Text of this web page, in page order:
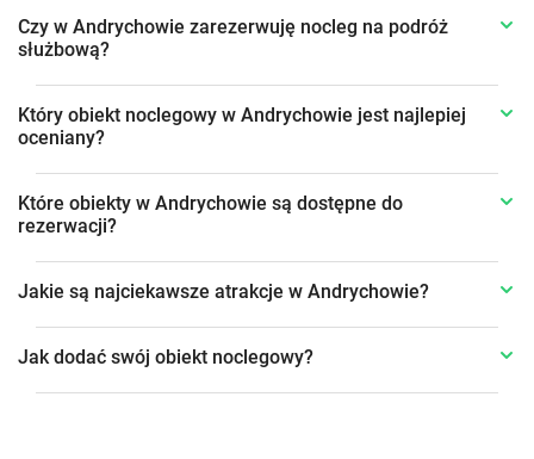
Czy w Andrychowie zarezerwuję nocleg na podróż
służbową?
Który obiekt noclegowy w Andrychowie jest najlepiej
oceniany?
Które obiekty w Andrychowie są dostępne do
rezerwacji?
Jakie są najciekawsze atrakcje w Andrychowie?
Jak dodać swój obiekt noclegowy?